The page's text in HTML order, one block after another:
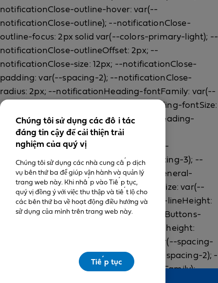
Chúng tôi sử dụng các đối tác
đáng tin cậy để cải thiện trải
nghiệm của quý vị
Chúng tôi sử dụng các nhà cung cấp dịch
vụ bên thứ ba để giúp vận hành và quản lý
trang web này. Khi nhấp vào Tiếp tục,
quý vị đồng ý với việc thu thập và tiết lộ cho
các bên thứ ba về hoạt động điều hướng và
sử dụng của mình trên trang web này.
Tiếp tục